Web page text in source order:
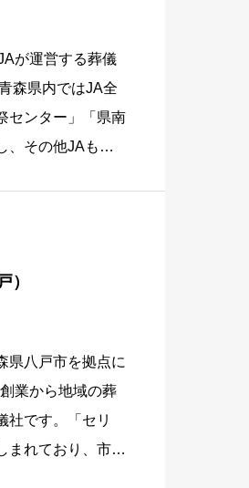
が運営する葬儀
森県内ではJA全
センター」「県南
、その他JAも独
）
県八戸市を拠点に
業から地域の葬
社です。「セリ
まれており、市内